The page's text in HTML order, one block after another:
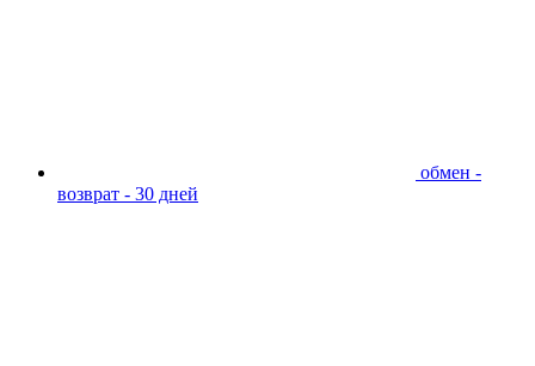
обмен -
возврат - 30 дней